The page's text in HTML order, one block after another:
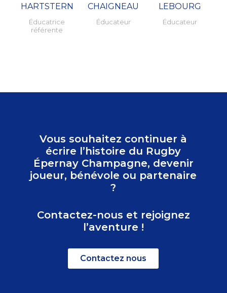
HARTSTERN
Éducatrice
référente
CHAIGNEAU
Éducateur
LEBOURG
Éducateur
Vous souhaitez continuer à
écrire l’histoire du Rugby
Épernay Champagne, devenir
joueur, bénévole ou partenaire
?
Contactez-nous et rejoignez
l’aventure !
Contactez nous